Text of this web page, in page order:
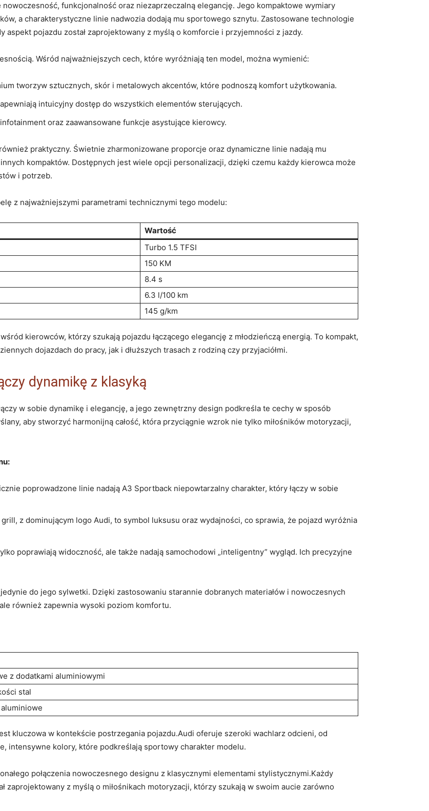
⁤funkcjonalność oraz niezaprzeczalną elegancję. Jego kompaktowe wymiary‌
a charakterystyczne linie​ nadwozia dodają mu sportowego sznytu. Zastosowane technologie
aspekt⁢ pojazdu ‌został zaprojektowany z myślą ‍o komforcie i przyjemności z jazdy.
Wśród najważniejszych⁣ cech, które wyróżniają ten model, można wymienić:
tworzyw sztucznych, skór ‍i metalowych akcentów, które podnoszą komfort użytkowania.
intuicyjny dostęp do wszystkich elementów sterujących.
oraz zaawansowane funkcje asystujące kierowcy.
praktyczny. ⁣Świetnie zharmonizowane proporcje oraz dynamiczne linie nadają mu
kompaktów. Dostępnych jest wiele opcji personalizacji, dzięki czemu każdy kierowca może‍
i potrzeb.
z najważniejszymi parametrami technicznymi tego modelu:
Wartość
Turbo 1.5 TFSI
150 KM
8.4⁢ s
6.3​ l/100‍ km
145 g/km
kierowców, którzy szukają pojazdu łączącego elegancję ⁤z⁢ młodzieńczą ⁤energią. To kompakt,
dojazdach do ​pracy, jak i​ dłuższych trasach z rodziną czy przyjaciółmi.
dynamikę z klasyką
w sobie dynamikę i elegancję, a ​jego zewnętrzny design podkreśla ‌te cechy w ⁤sposób
​aby stworzyć harmonijną całość, która​ przyciągnie wzrok nie tylko ​miłośników motoryzacji,
poprowadzone​ linie nadają A3 Sportback niepowtarzalny ⁣charakter, ​który łączy w sobie
z dominującym logo Audi, to‌ symbol luksusu oraz wydajności,⁣ co sprawia, że pojazd wyróżnia
‌poprawiają widoczność, ale także nadają samochodowi „inteligentny” wygląd. Ich precyzyjne⁣
do jego sylwetki. Dzięki zastosowaniu starannie dobranych materiałów ⁢i nowoczesnych
również ‍zapewnia wysoki poziom komfortu.
z dodatkami aluminiowymi
stal
kluczowa w kontekście postrzegania pojazdu.Audi oferuje szeroki⁢ wachlarz‍ odcieni, ⁤od
intensywne⁣ kolory, które podkreślają sportowy charakter modelu.
połączenia nowoczesnego designu z ⁣klasycznymi elementami stylistycznymi.Każdy
zaprojektowany ⁢z myślą⁣ o​ miłośnikach motoryzacji, którzy ⁢szukają w swoim ‍aucie‌ zarówno